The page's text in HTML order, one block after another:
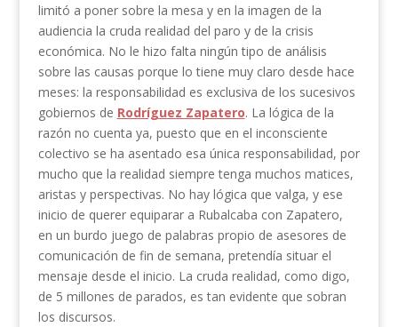
limitó a poner sobre la mesa y en la imagen de la
audiencia la cruda realidad del paro y de la crisis
económica. No le hizo falta ningún tipo de análisis
sobre las causas porque lo tiene muy claro desde hace
meses: la responsabilidad es exclusiva de los sucesivos
gobiernos de Rodríguez Zapatero. La lógica de la
razón no cuenta ya, puesto que en el inconsciente
colectivo se ha asentado esa única responsabilidad, por
mucho que la realidad siempre tenga muchos matices,
aristas y perspectivas. No hay lógica que valga, y ese
inicio de querer equiparar a Rubalcaba con Zapatero,
en un burdo juego de palabras propio de asesores de
comunicación de fin de semana, pretendía situar el
mensaje desde el inicio. La cruda realidad, como digo,
de 5 millones de parados, es tan evidente que sobran
los discursos.